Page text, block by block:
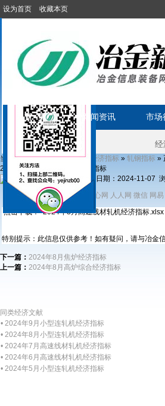
设为首页 收藏本页
首 页 新闻资讯 市场
当前位置:首页»经济文献» 经济指标 » 轧钢指标 »
2024年8月高速线材轧机经济指标
发布日期：2024-11-07
分享到： 新浪微博 QQ 开心网 人人网 微信 网易
点击下载： 2024年8月高速线材轧机经济指标.xlsx
特别提示：此信息仅供参考！如有疑问，请与冶金
下一篇： 2024年8月焦炉经济指标
上一篇： 2024年8月高炉综合经济指标
同类经济文献
• 2024年9月小型连轧机经济指标
• 2024年8月小型连轧机经济指标
• 2024年7月高速线材轧机经济指标
• 2024年6月高速线材轧机经济指标
• 2024年5月小型连轧机经济指标